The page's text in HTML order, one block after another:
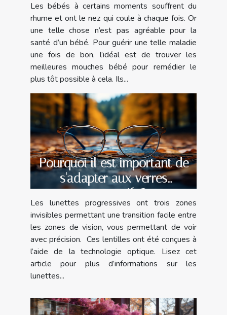
Les bébés à certains moments souffrent du
rhume et ont le nez qui coule à chaque fois. Or
une telle chose n’est pas agréable pour la
santé d’un bébé. Pour guérir une telle maladie
une fois de bon, l’idéal est de trouver les
meilleures mouches bébé pour remédier le
plus tôt possible à cela. Ils...
Pourquoi il est important de
s'adapter aux verres
progressifs ?
Les lunettes progressives ont trois zones
invisibles permettant une transition facile entre
les zones de vision, vous permettant de voir
avec précision. Ces lentilles ont été conçues à
l’aide de la technologie optique. Lisez cet
article pour plus d’informations sur les
lunettes...